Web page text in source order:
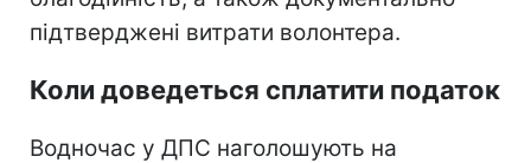
підтверджені витрати волонтера.
Коли доведеться сплатити податок
Водночас у ДПС наголошують на